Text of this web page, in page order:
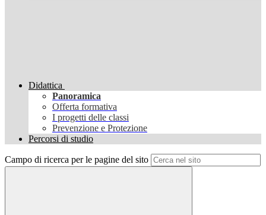
Didattica
Panoramica
Offerta formativa
I progetti delle classi
Prevenzione e Protezione
Percorsi di studio
Campo di ricerca per le pagine del sito